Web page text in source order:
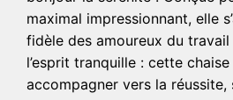
maximal impressionnant, elle
fidèle des amoureux du
l’esprit tranquille : cette
accompagner vers la réussite,